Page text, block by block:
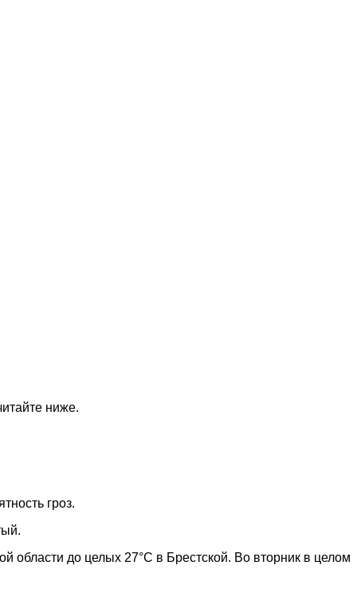
ниже.
гроз.
области до целых 27°C в Брестской. Во вторник в целом